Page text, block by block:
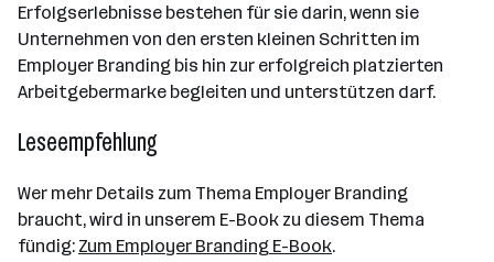
Erfolgserlebnisse bestehen für sie darin, wenn sie
Unternehmen von den ersten kleinen Schritten im
Employer Branding bis hin zur erfolgreich platzierten
Arbeitgebermarke begleiten und unterstützen darf.
Leseempfehlung
Wer mehr Details zum Thema Employer Branding
braucht, wird in unserem E-Book zu diesem Thema
fündig: Zum Employer Branding E-Book.